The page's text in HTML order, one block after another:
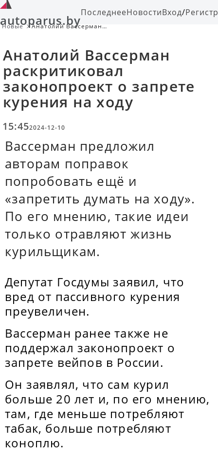
autoparus.byПоследнееНовостиВход/
Новые
Анатолий Вассерман
Анатолий Вассерман
раскритиковал
законопроект о запрете
курения на ходу
15:452024-12-10
Вассерман предложил
авторам поправок
попробовать ещё и
«запретить думать на ходу».
По его мнению, такие идеи
только отравляют жизнь
курильщикам.
Депутат Госдумы заявил, что
вред от пассивного курения
преувеличен.
Вассерман ранее также не
поддержал законопроект о
запрете вейпов в России.
Он заявлял, что сам курил
больше 20 лет и, по его мнению,
там, где меньше потребляют
табак, больше потребляют
коноплю.